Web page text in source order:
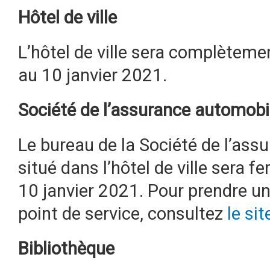
Hôtel de ville
L’hôtel de ville sera
au 10 janvier 2021.
Société de l’assurance
Le bureau de la Société de
situé dans l’hôtel de ville sera
10 janvier 2021. Pour prendre
point de service, consultez le
Bibliothèque